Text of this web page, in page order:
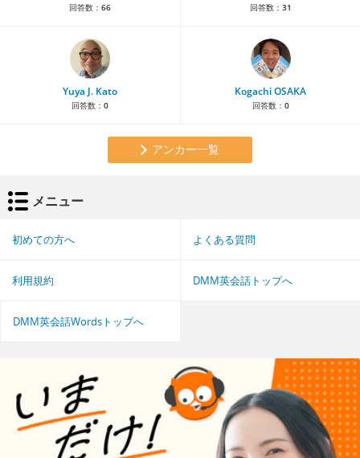
回答数： 66 回答数： 31
Yuya J. Kato
回答数： 0
Kogachi OSAKA
回答数： 0
アンカー一覧
メニュー
初めての方へ よくある質問
利用規約 DMM英会話トップへ
DMM英会話Wordsトップへ